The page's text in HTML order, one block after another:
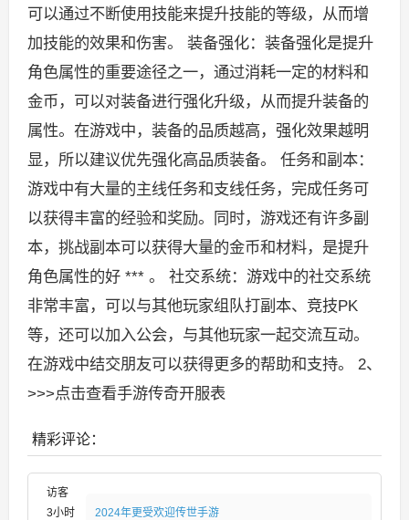
可以通过不断使用技能来提升技能的等级，从而增
加技能的效果和伤害。 装备强化：装备强化是提升
角色属性的重要途径之一，通过消耗一定的材料和
金币，可以对装备进行强化升级，从而提升装备的
属性。在游戏中，装备的品质越高，强化效果越明
显，所以建议优先强化高品质装备。 任务和副本：
游戏中有大量的主线任务和支线任务，完成任务可
以获得丰富的经验和奖励。同时，游戏还有许多副
本，挑战副本可以获得大量的金币和材料，是提升
角色属性的好 *** 。 社交系统：游戏中的社交系统
非常丰富，可以与其他玩家组队打副本、竞技PK
等，还可以加入公会，与其他玩家一起交流互动。
在游戏中结交朋友可以获得更多的帮助和支持。 2、
>>>点击查看手游传奇开服表
精彩评论：
访客
3小时
2024年更受欢迎传世手游